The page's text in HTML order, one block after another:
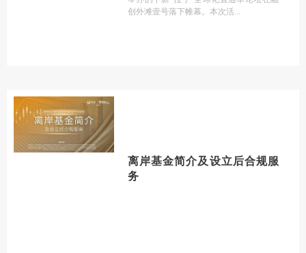
创外滩壹号落下帷幕。本次活
离岸基金简介及设立后合规服
务